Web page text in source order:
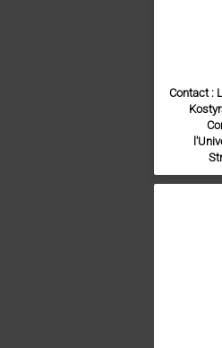
Contact :